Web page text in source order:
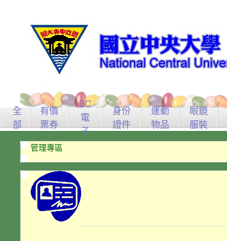
全
部
有價
票券
3C
電
子
身份
證件
運動
物品
眼鏡
服裝
管理專區